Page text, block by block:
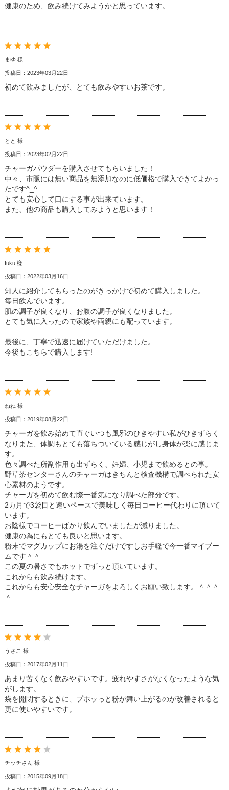
健康のため、飲み続けてみようかと思っています。
まゆ 様
投稿日：2023年03月22日
初めて飲みましたが、とても飲みやすいお茶です。
とと 様
投稿日：2023年02月22日
チャーガパウダーを購入させてもらいました！
中々、市販には無い商品を無添加なのに低価格で購入できてよかっ
たです^_^
とても安心して口にする事が出来ています。
また、他の商品も購入してみようと思います！
fuku 様
投稿日：2022年03月16日
知人に紹介してもらったのがきっかけで初めて購入しました。
毎日飲んでいます。
肌の調子が良くなり、お腹の調子が良くなりました。
とても気に入ったので家族や両親にも配っています。
最後に、丁寧で迅速に届けていただけました。
今後もこちらで購入します!
ねね 様
投稿日：2019年08月22日
チャーガを飲み始めて直ぐいつも風邪のひきやすい私がひきずらく
なりまた、体調もとても落ちついている感じがし身体が楽に感じま
す。
色々調べた所副作用も出ずらく、妊婦、小児まで飲めるとの事。
野草茶センターさんのチャーガはきちんと検査機構で調べられた安
心素材のようです。
チャーガを初めて飲む際一番気になり調べた部分です。
2カ月で3袋目と速いペースで美味しく毎日コーヒー代わりに頂いて
います。
お陰様でコーヒーばかり飲んでいましたが減りました。
健康の為にもとても良いと思います。
粉末でマグカップにお湯を注ぐだけですしお手軽で今一番マイブー
ムです＾＾
この夏の暑さでもホットでずっと頂いています。
これからも飲み続けます。
これからも安心安全なチャーガをよろしくお願い致します。＾＾＾
＾
うさこ 様
投稿日：2017年02月11日
あまり苦くなく飲みやすいです。疲れやすさがなくなったような気
がします。
袋を開閉するときに、プホッっと粉が舞い上がるのが改善されると
更に使いやすいです。
チッチさん 様
投稿日：2015年09月18日